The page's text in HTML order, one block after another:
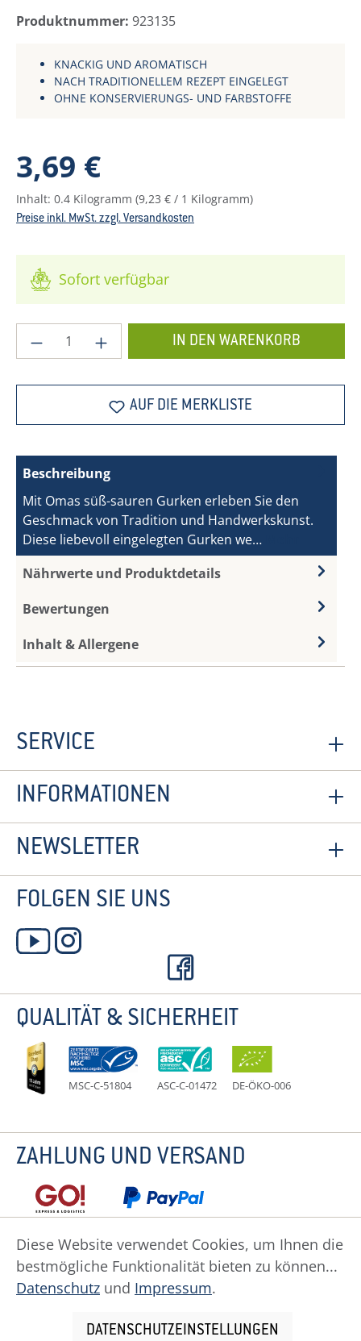
Produktnummer: 923135
KNACKIG UND AROMATISCH
NACH TRADITIONELLEM REZEPT EINGELEGT
OHNE KONSERVIERUNGS- UND FARBSTOFFE
Regulärer Preis:
3,69 €
Inhalt: 0.4 Kilogramm (9,23 € / 1 Kilogramm)
Preise inkl. MwSt. zzgl. Versandkosten
Sofort verfügbar
Produkt Anzahl: Gib den gewünschten
IN DEN WARENKORB
AUF DIE MERKLISTE
Beschreibung
Mit Omas süß-sauren Gurken erleben Sie den
Geschmack von Tradition und Handwerkskunst.
Diese liebevoll eingelegten Gurken we…
Nährwerte und Produktdetails
Bewertungen
Inhalt & Allergene
SERVICE
INFORMATIONEN
NEWSLETTER
FOLGEN SIE UNS
QUALITÄT & SICHERHEIT
MSC-C-51804 ASC-C-01472 DE-ÖKO-006
ZAHLUNG UND VERSAND
Datenschutz Impressum
Widerruf
Widerrufsformular
AGB Zahlung
Cookie Einstellungen
Diese Website verwendet Cookies, um Ihnen die
bestmögliche Funktionalität bieten zu können...
Datenschutz und Impressum.
DATENSCHUTZEINSTELLUNGEN